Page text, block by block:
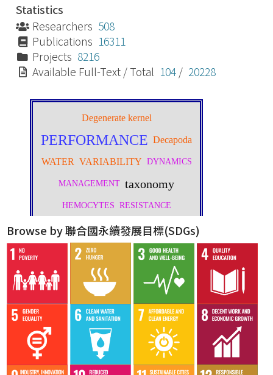
Statistics
Researchers 508
Publications 16311
Projects 8216
Available Full-Text / Total 104 / 20228
Browse by 聯合國永續發展目標(SDGs)